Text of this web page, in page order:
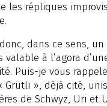
les répliques
dans ce sens,
à l’agora
Puis-je vous
Grütli », déjà cité,
de Schwyz, Uri et